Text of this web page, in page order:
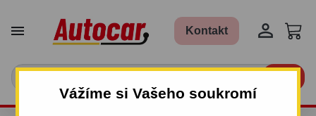
Vážíme si Vašeho soukromí
 Kontakt 